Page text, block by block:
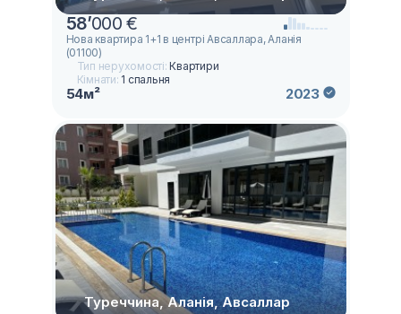
58’000 €
Нова квартира 1+1 в центрі Авсаллара, Аланія
(01100)
Тип нерухомості:Квартири
Кімнати: 1 спальня
54м² 2023
Туреччина, Аланія, Авсаллар